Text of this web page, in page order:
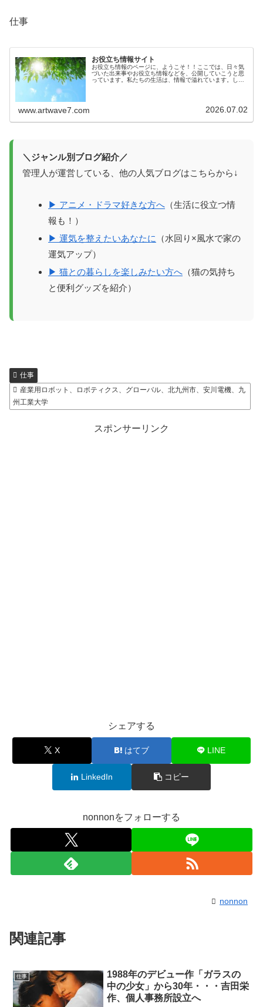
仕事
お役立ち情報サイト
お役立ち情報のページに、ようこそ！！ここでは、日々気
づいた出来事やお役立ち情報などを、公開していこうと思
っています。私たちの生活は、情報で溢れています。しか
www.artwave7.com 2026.07.02
＼ジャンル別ブログ紹介／
管理人が運営している、他の人気ブログはこちらから↓
▶ アニメ・ドラマ好きな方へ （生活に役立つ情
報も！）
▶ 運気を整えたいあなたに
（水回り×風水で家の
運気アップ）
▶ 猫との暮らしを楽しみたい方へ （猫の気持ち
と便利グッズを紹介）
仕事
産業用ロボット、ロボティクス、グローバル、北九州市、安川電機、九
州工業大学
スポンサーリンク
シェアする
X はてブ LINE
LinkedIn コピー
nonnonをフォローする
nonnon
関連記事
仕事
1988年のデビュー作「ガラスの
中の少女」から30年・・・吉田栄
作、個人事務所設立へ